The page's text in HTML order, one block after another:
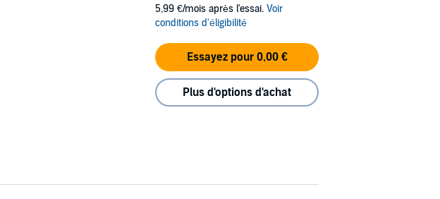
5,99 €/mois après l'essai. Voir
conditions d'éligibilité
Essayez pour 0,00 €
Plus d'options d'achat